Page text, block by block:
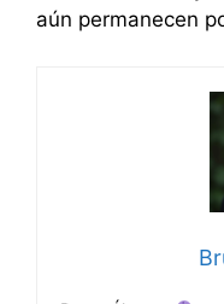
aún permanecen